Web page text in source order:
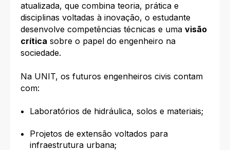
atualizada, que combina teoria, prática e
disciplinas voltadas à inovação, o estudante
desenvolve competências técnicas e uma visão
crítica sobre o papel do engenheiro na
sociedade.
Na UNIT, os futuros engenheiros civis contam
com:
Laboratórios de hidráulica, solos e materiais;
Projetos de extensão voltados para
infraestrutura urbana;